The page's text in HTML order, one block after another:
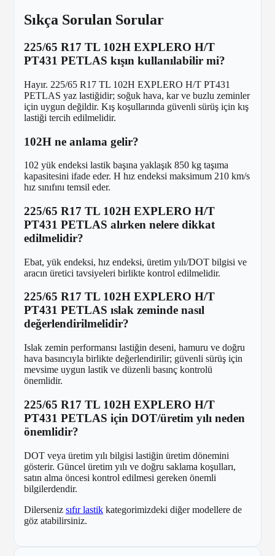
Sıkça Sorulan Sorular
225/65 R17 TL 102H EXPLERO H/T
PT431 PETLAS kışın kullanılabilir mi?
Hayır. 225/65 R17 TL 102H EXPLERO H/T PT431
PETLAS yaz lastiğidir; soğuk hava, kar ve buzlu zeminler
için uygun değildir. Kış koşullarında güvenli sürüş için kış
lastiği tercih edilmelidir.
102H ne anlama gelir?
102 yük endeksi lastik başına yaklaşık 850 kg taşıma
kapasitesini ifade eder. H hız endeksi maksimum 210 km/s
hız sınıfını temsil eder.
225/65 R17 TL 102H EXPLERO H/T
PT431 PETLAS alırken nelere dikkat
edilmelidir?
Ebat, yük endeksi, hız endeksi, üretim yılı/DOT bilgisi ve
aracın üretici tavsiyeleri birlikte kontrol edilmelidir.
225/65 R17 TL 102H EXPLERO H/T
PT431 PETLAS ıslak zeminde nasıl
değerlendirilmelidir?
Islak zemin performansı lastiğin deseni, hamuru ve doğru
hava basıncıyla birlikte değerlendirilir; güvenli sürüş için
mevsime uygun lastik ve düzenli basınç kontrolü
önemlidir.
225/65 R17 TL 102H EXPLERO H/T
PT431 PETLAS için DOT/üretim yılı neden
önemlidir?
DOT veya üretim yılı bilgisi lastiğin üretim dönemini
gösterir. Güncel üretim yılı ve doğru saklama koşulları,
satın alma öncesi kontrol edilmesi gereken önemli
bilgilerdendir.
Dilerseniz sıfır lastik kategorimizdeki diğer modellere de
göz atabilirsiniz.